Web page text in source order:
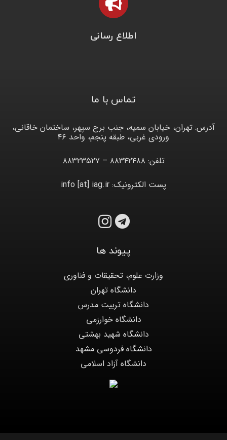
اطلاع رسانی
تماس با ما
آدرس: تهران، خیابان سمیه، جنب برج سپهر، ساختمان خاقانی،
ورودی غربی، طبقه پنجم، واحد ۴۶
تلفن: ۸۸۳۴۲۴۸۸ – ۸۸۳۲۳۵۲۷
پست الکترونیک: info [at] iag.ir
پیوند ها
وزارت علوم، تحقیقات و فناوری
دانشگاه تهران
دانشگاه تربیت مدرس
دانشگاه خوارزمی
دانشگاه شهید بهشتی
دانشگاه فردوسی مشهد
دانشگاه آزاد اسلامی